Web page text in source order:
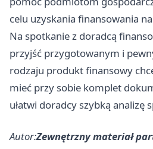
celu uzyskania finansowania
Na spotkanie z doradcą
przyjść przygotowanym i
rodzaju produkt finansowy
mieć przy sobie komplet
ułatwi doradcy szybką analizę
Autor:Zewnętrzny materiał